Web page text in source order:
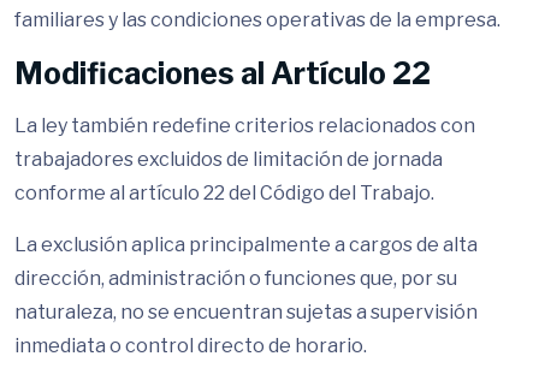
familiares y las condiciones operativas de la empresa.
Modificaciones al Artículo 22
La ley también redefine criterios relacionados con
trabajadores excluidos de limitación de jornada
conforme al artículo 22 del Código del Trabajo.
La exclusión aplica principalmente a cargos de alta
dirección, administración o funciones que, por su
naturaleza, no se encuentran sujetas a supervisión
inmediata o control directo de horario.